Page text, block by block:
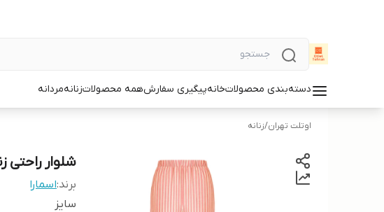
دسته‌بندی محصولاتخانهپیگیری سفارشهمه محصولاتزنانهمردانه
اوتلت تهران/زنانه
شلوار راحتی
برند:اسمارا
سایز